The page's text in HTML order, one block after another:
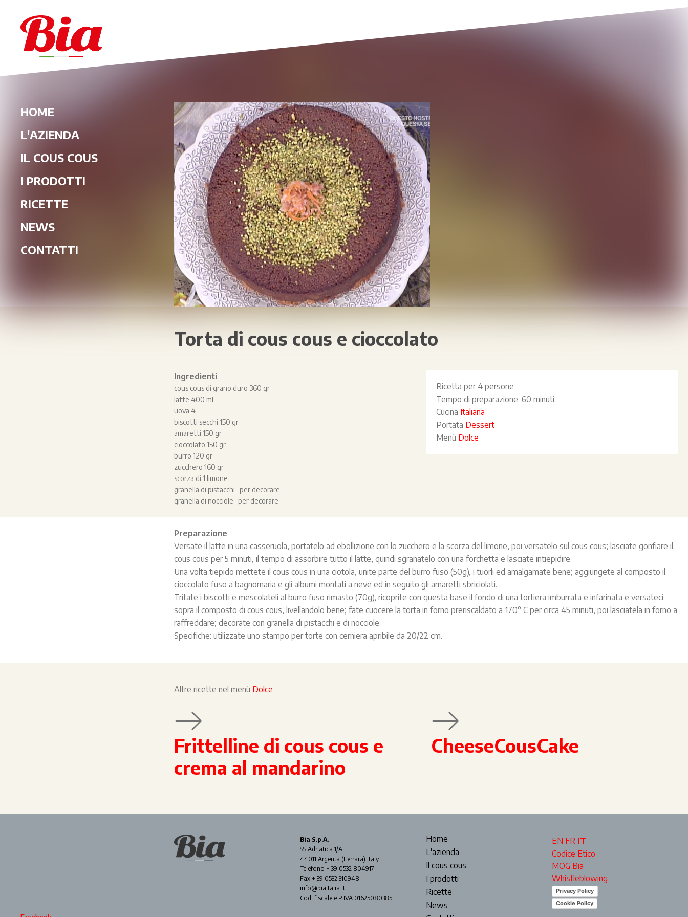
HOME
L'AZIENDA
IL COUS COUS
I PRODOTTI
RICETTE
NEWS
CONTATTI
Torta di cous cous e cioccolato
Ingredienti
cous cous di grano duro 360 gr
latte 400 ml
uova 4
biscotti secchi 150 gr
amaretti 150 gr
cioccolato 150 gr
burro 120 gr
zucchero 160 gr
scorza di 1 limone
granella di pistacchi per decorare
granella di nocciole per decorare
Ricetta per4 persone
Tempo di preparazione: 60 minuti
Cucina Italiana
Portata Dessert
Menù Dolce
Preparazione
Versate il latte in una casseruola, portatelo ad ebollizione con lo zucchero e la scorza del limone, poi versatelo sul cous cous; lasciate gonfiare il
cous cous per 5 minuti, il tempo di assorbire tutto il latte, quindi sgranatelo con una forchetta e lasciate intiepidire.
Una volta tiepido mettete il cous cous in una ciotola, unite parte del burro fuso (50g), i tuorli ed amalgamate bene; aggiungete al composto il
cioccolato fuso a bagnomaria e gli albumi montati a neve ed in seguito gli amaretti sbriciolati.
Tritate i biscotti e mescolateli al burro fuso rimasto (70g), ricoprite con questa base il fondo di una tortiera imburrata e infarinata e versateci
sopra il composto di cous cous, livellandolo bene; fate cuocere la torta in forno preriscaldato a 170° C per circa 45 minuti, poi lasciatela in forno a
raffreddare; decorate con granella di pistacchi e di nocciole.
Specifiche: utilizzate uno stampo per torte con cerniera apribile da 20/22 cm.
Altre ricette nel menù Dolce
Frittelline di cous cous e
crema al mandarino
CheeseCousCake
Bia S.p.A.
SS Adriatica 1/A
44011 Argenta (Ferrara) Italy
Telefono + 39 0532 804917
Fax + 39 0532 310948
info@biaitalia.it
Cod. fiscale e P.IVA 01625080385
Home
L'azienda
Il cous cous
I prodotti
Ricette
News
EN FR IT
Codice Etico
MOG Bia
Whistleblowing
Privacy Policy
Cookie Policy